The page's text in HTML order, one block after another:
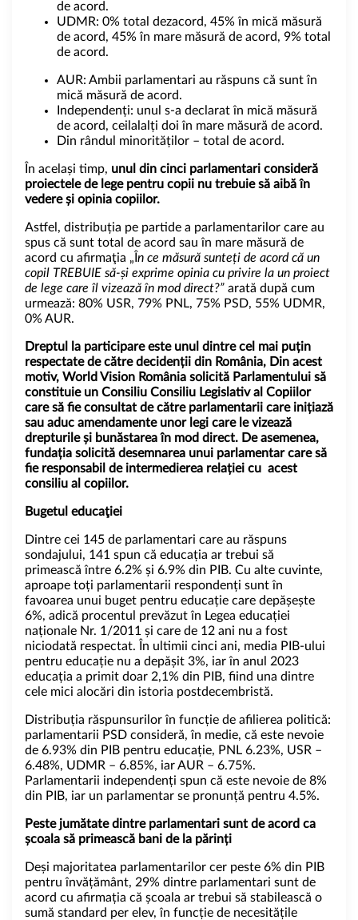
de acord.
UDMR: 0% total dezacord, 45% în mică măsură
de acord, 45% în mare măsură de acord, 9% total
de acord.
AUR: Ambii parlamentari au răspuns că sunt în
mică măsură de acord.
Independenți: unul s-a declarat în mică măsură
de acord, ceilalalți doi în mare măsură de acord.
Din rândul minorităților – total de acord.
În același timp, unul din cinci parlamentari consideră
proiectele de lege pentru copii nu trebuie să aibă în
vedere și opinia copiilor.
Astfel, distribuția pe partide a parlamentarilor care au
spus că sunt total de acord sau în mare măsură de
acord cu afirmaţia „Î n ce măsură sunteți de acord că un
copil TREBUIE să-și exprime opinia cu privire la un proiect
de lege care îl vizează în mod direct?” arată după cum
urmează: 80% USR, 79% PNL, 75% PSD, 55% UDMR,
0% AUR.
Dreptul la participare este unul dintre cel mai puțin
respectate de către decidenții din România, Din acest
motiv, World Vision România solicită Parlamentului să
constituie un Consiliu Consiliu Legislativ al Copiilor
care să fie consultat de către parlamentarii care inițiază
sau aduc amendamente unor legi care le vizează
drepturile și bunăstarea în mod direct. De asemenea,
fundația solicită desemnarea unui parlamentar care să
fie responsabil de intermedierea relației cu acest
consiliu al copiilor.
Bugetul educaţiei
Dintre cei 145 de parlamentari care au răspuns
sondajului, 141 spun că educația ar trebui să
primească între 6.2% și 6.9% din PIB. Cu alte cuvinte,
aproape toți parlamentarii respondenți sunt în
favoarea unui buget pentru educație care depășește
6%, adică procentul prevăzut în Legea educației
naționale Nr. 1/2011 și care de 12 ani nu a fost
niciodată respectat. În ultimii cinci ani, media PIB-ului
pentru educație nu a depășit 3%, iar în anul 2023
educația a primit doar 2,1% din PIB, fiind una dintre
cele mici alocări din istoria postdecembristă.
Distribuția răspunsurilor în funcție de afilierea politică:
parlamentarii PSD consideră, în medie, că este nevoie
de 6.93% din PIB pentru educație, PNL 6.23%, USR –
6.48%, UDMR – 6.85%, iar AUR – 6.75%.
Parlamentarii independenți spun că este nevoie de 8%
din PIB, iar un parlamentar se pronunță pentru 4.5%.
Peste jumătate dintre parlamentari sunt de acord ca
școala să primească bani de la părinți
Deși majoritatea parlamentarilor cer peste 6% din PIB
pentru învățământ, 29% dintre parlamentari sunt de
acord cu afirmația că școala ar trebui să stabilească o
sumă standard per elev, în funcție de necesitățile